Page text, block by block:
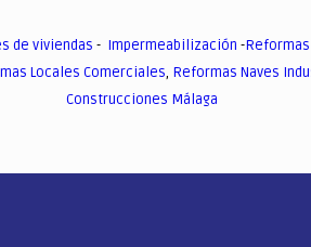
de viviendas - Impermeabilización -Reformas
Locales Comerciales, Reformas Naves
Construcciones Málaga